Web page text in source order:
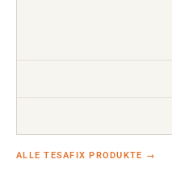
ALLE TESAFIX PRODUKTE →